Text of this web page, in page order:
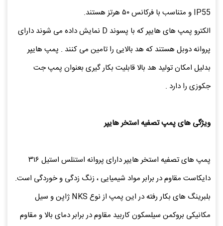
IP55 و متناسب با فرکانس ۵۰ هرتز هستند.
الکترو پمپ های هایپر که با پسوند D نمایش داده می شوند دارای
پروانه دوبل هستند که هد بالایی را تامین می کنند . پمپ هایپر
بدلیل امکان تولید هد بالا قابلیت بکار گیری بعنوان پمپ جت
جکوزی را دارد .
ویژگی های پمپ تصفیه استخر هایپر
پمپ های تصفیه استخر هایپر دارای پروانه استنلس استیل ۳۱۶
دایکاست مقاوم در برابر مواد شیمیایی ، زنگ زدگی و خوردگی است.
بلبرینگ های بکار رفته در این پمپ از نوع NKS ژاپن و سیل
مکانیکی بروکمن سیلسکون کاربید مقاوم در برابر دمای بالا و مقاوم